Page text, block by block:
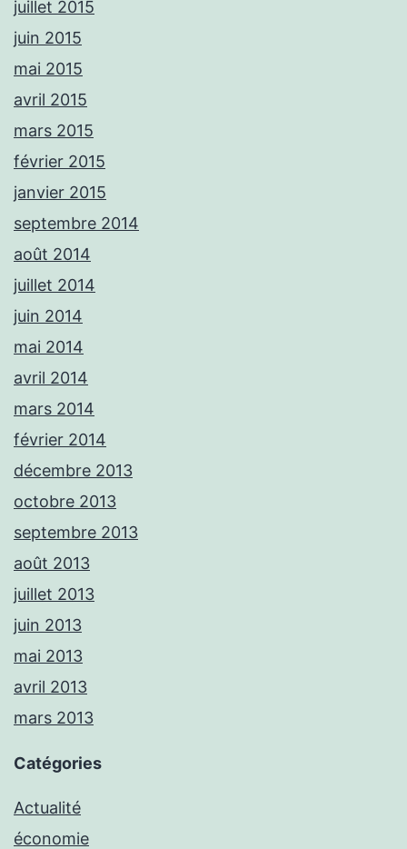
juillet 2015
juin 2015
mai 2015
avril 2015
mars 2015
février 2015
janvier 2015
septembre 2014
août 2014
juillet 2014
juin 2014
mai 2014
avril 2014
mars 2014
février 2014
décembre 2013
octobre 2013
septembre 2013
août 2013
juillet 2013
juin 2013
mai 2013
avril 2013
mars 2013
Catégories
Actualité
économie